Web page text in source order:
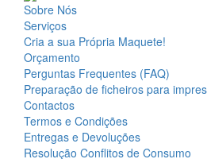
Sobre Nós
Serviços
Cria a sua Própria Maquete!
Orçamento
Perguntas Frequentes (FAQ)
Preparação de ficheiros para
Contactos
Termos e Condições
Entregas e Devoluções
Resolução Conflitos de Consumo